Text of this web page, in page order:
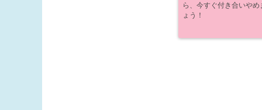
ら、今すぐ付き合いやめ
ょう！